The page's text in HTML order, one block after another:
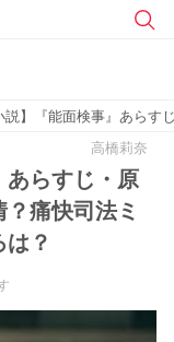
説】『能面検事』あら
高橋莉奈
あらすじ・原
痛快司法ミ
？